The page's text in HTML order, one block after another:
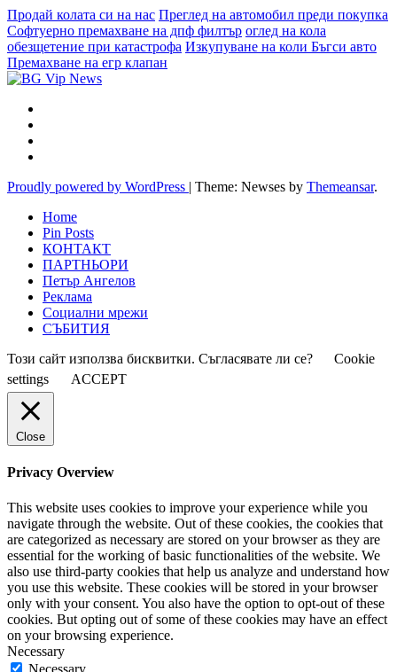
Продай колата си на нас Преглед на автомобил преди покупка
Софтуерно премахване на дпф филтър оглед на кола
обезщетение при катастрофа Изкупуване на коли Бъгси авто
Премахване на егр клапан
Proudly powered by WordPress | Theme: Newses by Themeansar.
Home
Pin Posts
КОНТАКТ
ПАРТНЬОРИ
Петър Ангелов
Реклама
Социални мрежи
СЪБИТИЯ
Този сайт използва бисквитки. Съгласявате ли се?
Cookie
settings
ACCEPT
Close
Privacy Overview
This website uses cookies to improve your experience while you
navigate through the website. Out of these cookies, the cookies that
are categorized as necessary are stored on your browser as they are
essential for the working of basic functionalities of the website. We
also use third-party cookies that help us analyze and understand how
you use this website. These cookies will be stored in your browser
only with your consent. You also have the option to opt-out of these
cookies. But opting out of some of these cookies may have an effect
on your browsing experience.
Necessary
Necessary